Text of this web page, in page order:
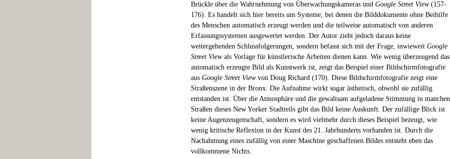
Brückle über die Wahrnehmung von Überwachungskameras und Google Street View(157-
176). Es handelt sich hier bereits um Systeme, bei denen die Bilddokumente ohne Beihilfe
des Menschen automatisch erzeugt werden und die teilweise automatisch von anderen
Erfassungssystemen ausgewertet werden. Der Autor zieht jedoch daraus keine
weitergehenden Schlussfolgerungen, sondern befasst sich mit der Frage, inwieweit Google
Street Viewals Vorlage für künstlerische Arbeiten dienen kann. Wie wenig überzeugend das
automatisch erzeugte Bild als Kunstwerk ist, zeigt das Beispiel einer Bildschirmfotografie
aus Google Street Viewvon Doug Richard (170). Diese Bildschirmfotografie zeigt eine
Straßenszene in der Bronx. Die Aufnahme wirkt sogar ästhetisch, obwohl sie zufällig
entstanden ist. Über die Atmosphäre und die gewaltsam aufgeladene Stimmung in manchen
Straßen dieses New Yorker Stadtteils gibt das Bild keine Auskunft. Der zufällige Blick ist
keine Augenzeugenschaft, sondern es wird vielmehr durch dieses Beispiel bezeugt, wie
wenig kritische Reflexion in der Kunst des 21. Jahrhunderts vorhanden ist. Durch die
Nachahmung eines zufällig von einer Maschine geschaffenen Bildes entsteht eben das
vollkommene Nichts.